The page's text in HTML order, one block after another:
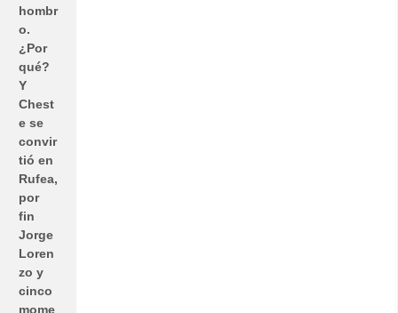
hombr
o.
¿Por
qué?
Y
Chest
e se
convir
tió en
Rufea,
por
fin
Jorge
Loren
zo y
cinco
mome